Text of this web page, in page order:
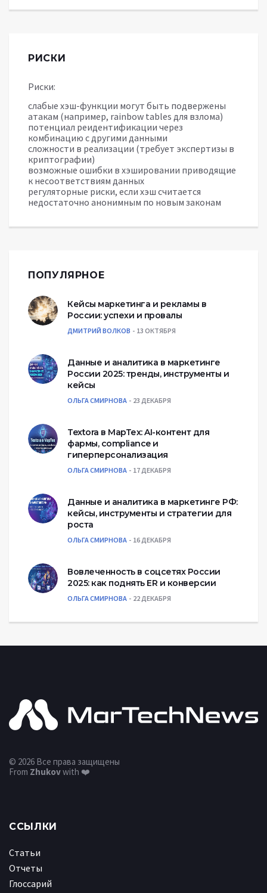
РИСКИ
Риски:
слабые хэш-функции могут быть подвержены
атакам (например, rainbow tables для взлома)
потенциал реидентификации через
комбинацию с другими данными
сложности в реализации (требует экспертизы в
криптографии)
возможные ошибки в хэшировании приводящие
к несоответствиям данных
регуляторные риски, если хэш считается
недостаточно анонимным по новым законам
ПОПУЛЯРНОЕ
Кейсы маркетинга и рекламы в
России: успехи и провалы
ДМИТРИЙ ВОЛКОВ 13 ОКТЯБРЯ
Данные и аналитика в маркетинге
России 2025: тренды, инструменты и
кейсы
ОЛЬГА СМИРНОВА 23 ДЕКАБРЯ
Textora в МарТех: AI-контент для
фармы, compliance и
гиперперсонализация
ОЛЬГА СМИРНОВА 17 ДЕКАБРЯ
Данные и аналитика в маркетинге РФ:
кейсы, инструменты и стратегии для
роста
ОЛЬГА СМИРНОВА 16 ДЕКАБРЯ
Вовлеченность в соцсетях России
2025: как поднять ER и конверсии
ОЛЬГА СМИРНОВА 22 ДЕКАБРЯ
© 2026 Все права защищены
From Zhukovwith ❤️
ССЫЛКИ
Статьи
Отчеты
Глоссарий